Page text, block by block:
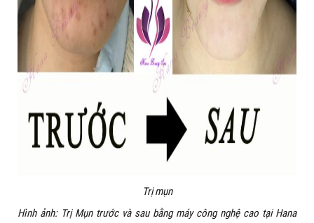
Trị mụn
Hình ảnh: Trị Mụn trước và sau bằng máy công nghệ cao tại Hana